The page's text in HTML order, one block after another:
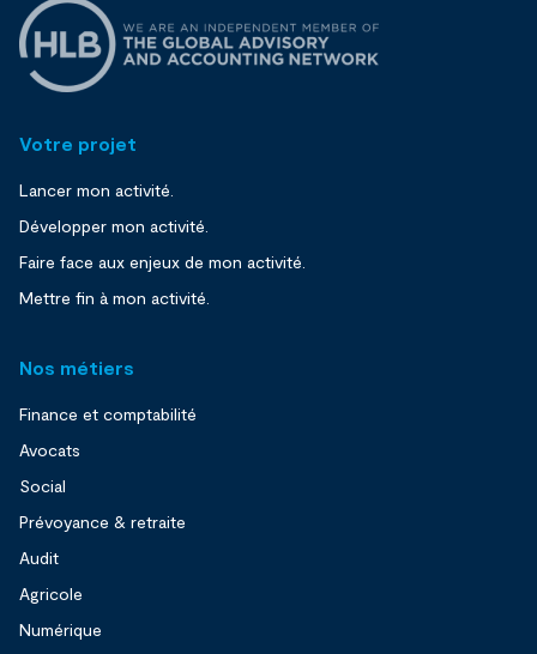
Votre projet
Lancer mon activité.
Développer mon activité.
Faire face aux enjeux de mon activité.
Mettre fin à mon activité.
Nos métiers
Finance et comptabilité
Avocats
Social
Prévoyance & retraite
Audit
Agricole
Numérique